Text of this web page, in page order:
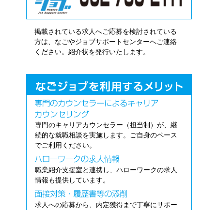
掲載されている求人へご応募を検討されている
方は、なごやジョブサポートセンターへご連絡
ください。紹介状を発行いたします。
専門のキャリアカウンセラー（担当制）が、継
続的な就職相談を実施します。ご自身のペース
でご利用ください。
職業紹介支援室と連携し、ハローワークの求人
情報も提供しています。
求人への応募から、内定獲得まで丁寧にサポー